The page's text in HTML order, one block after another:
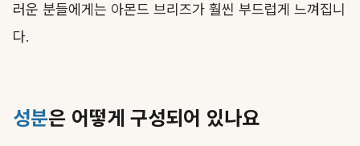
러운 분들에게는 아몬드 브리즈가 훨씬 부드럽게 느껴집니
다.
성분은 어떻게 구성되어 있나요